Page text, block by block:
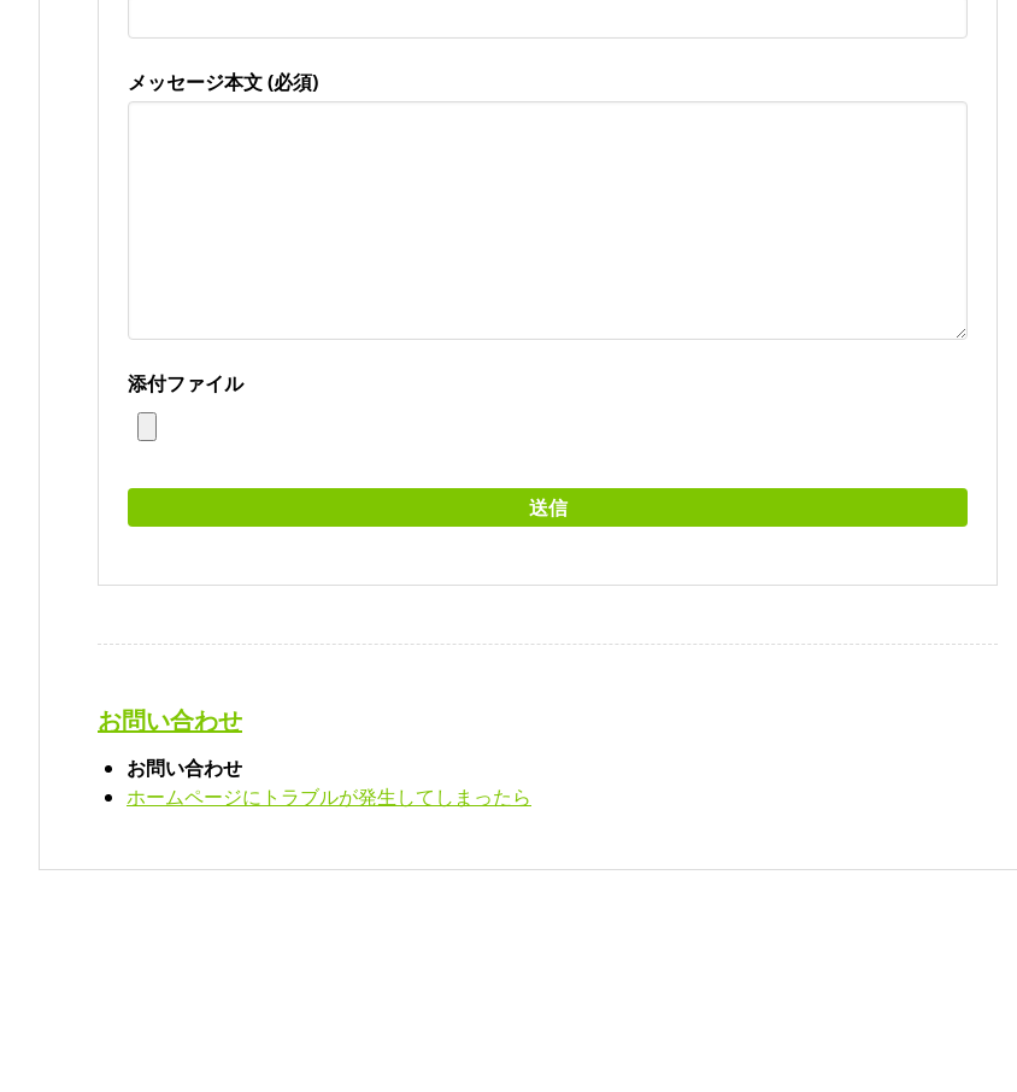
メッセージ本文 (必須)
添付ファイル
お問い合わせ
お問い合わせ
ホームページにトラブルが発生してしまったら